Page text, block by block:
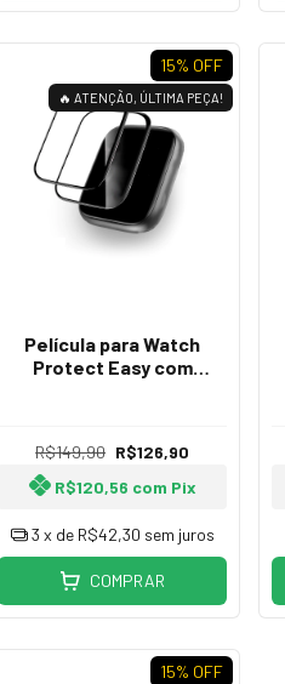
15% OFF
🔥 ATENÇÃO, ÚLTIMA PEÇA!
Película para Watch
Protect Easy com
R$149,90 R$126,90
R$120,56 com Pix
3 x de R$42,30 sem juros
COMPRAR
15% OFF